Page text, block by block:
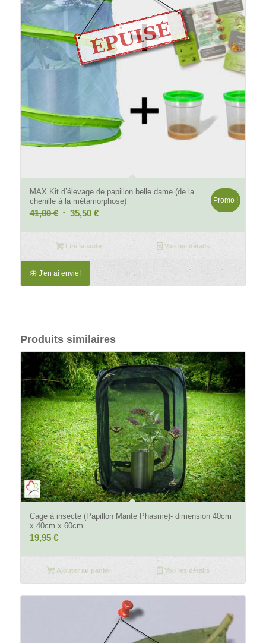
MAX Kit d’élevage de papillon belle dame (de la
chenille à la métamorphose)
41,00€ Le
initial
41,00 €.
35,50 €Le
Promo !
Lire la suite Voir les détails
🦋 J'en ai envie!
Produits similaires
Cage à insecte (Papillon Mante Phasme)- dimension 40cm
x 40cm x 60cm
19,95 €
Ajouter au panier Voir les détails